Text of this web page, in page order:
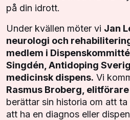
på din idrott.
Under kvällen möter vi Jan
neurologi och
medlem i
Singdén, Antidoping
medicinsk dispens. Vi
Rasmus Broberg,
berättar sin historia om att
att ha en diagnos eller